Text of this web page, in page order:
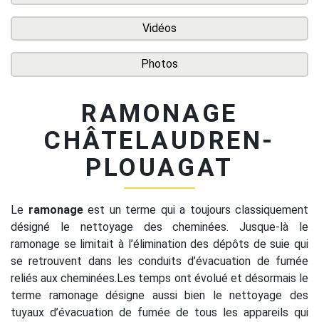
Vidéos
Photos
RAMONAGE
CHÂTELAUDREN-
PLOUAGAT
Le ramonageest un terme qui a toujours classiquement
désigné le nettoyage des cheminées. Jusque-là le
ramonage se limitait à l’élimination des dépôts de suie qui
se retrouvent dans les conduits d’évacuation de fumée
reliés aux cheminées.Les temps ont évolué et désormais le
terme ramonage désigne aussi bien le nettoyage des
tuyaux d’évacuation de fumée de tous les appareils qui